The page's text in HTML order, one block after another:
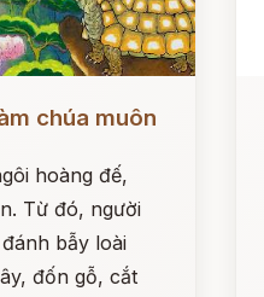
chúa muôn
hoàng đế,
Từ đó, người
bẫy loài
đốn gỗ, cắt